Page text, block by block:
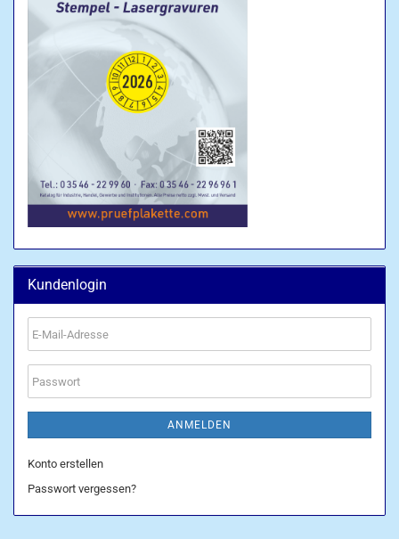
Kundenlogin
E-
Mail-
Adresse
Passwort
ANMELDEN
Konto erstellen
Passwort vergessen?